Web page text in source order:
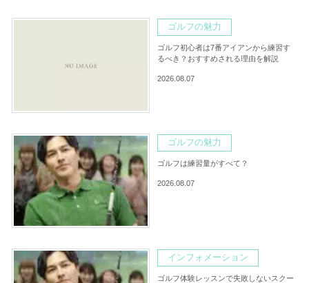
ゴルフの魅力
ゴルフ初心者は7番アイアンから練習す
るべき？おすすめされる理由を解説
2026.08.07
ゴルフの魅力
ゴルフは練習量がすべて？
2026.08.07
インフォメーション
ゴルフ体験レッスンで失敗しないスクー